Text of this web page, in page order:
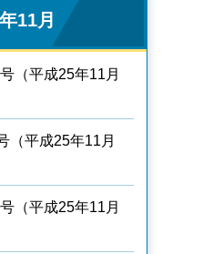
11月
（平成25年11月
（平成25年11月
（平成25年11月